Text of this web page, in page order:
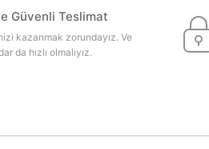
Güvenli Teslimat
kazanmak zorundayız. Ve
da hızlı olmalıyız.